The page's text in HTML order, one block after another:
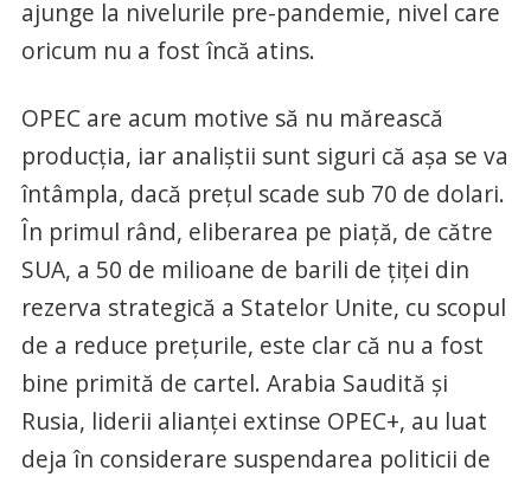
ajunge la nivelurile pre-pandemie, nivel care
oricum nu a fost încă atins.
OPEC are acum motive să nu mărească
producția, iar analiștii sunt siguri că așa se va
întâmpla, dacă prețul scade sub 70 de dolari.
În primul rând, eliberarea pe piaţă, de către
SUA, a 50 de milioane de barili de ţiţei din
rezerva strategică a Statelor Unite, cu scopul
de a reduce prețurile, este clar că nu a fost
bine primită de cartel. Arabia Saudită și
Rusia, liderii alianței extinse OPEC+, au luat
deja în considerare suspendarea politicii de